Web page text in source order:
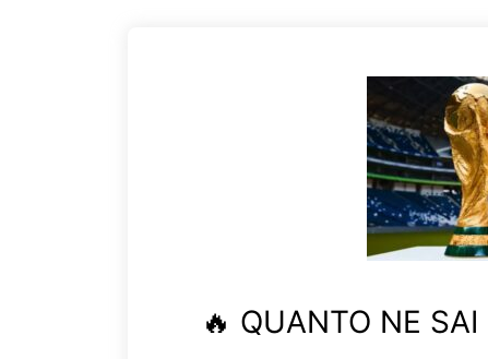
🔥 QUANTO NE